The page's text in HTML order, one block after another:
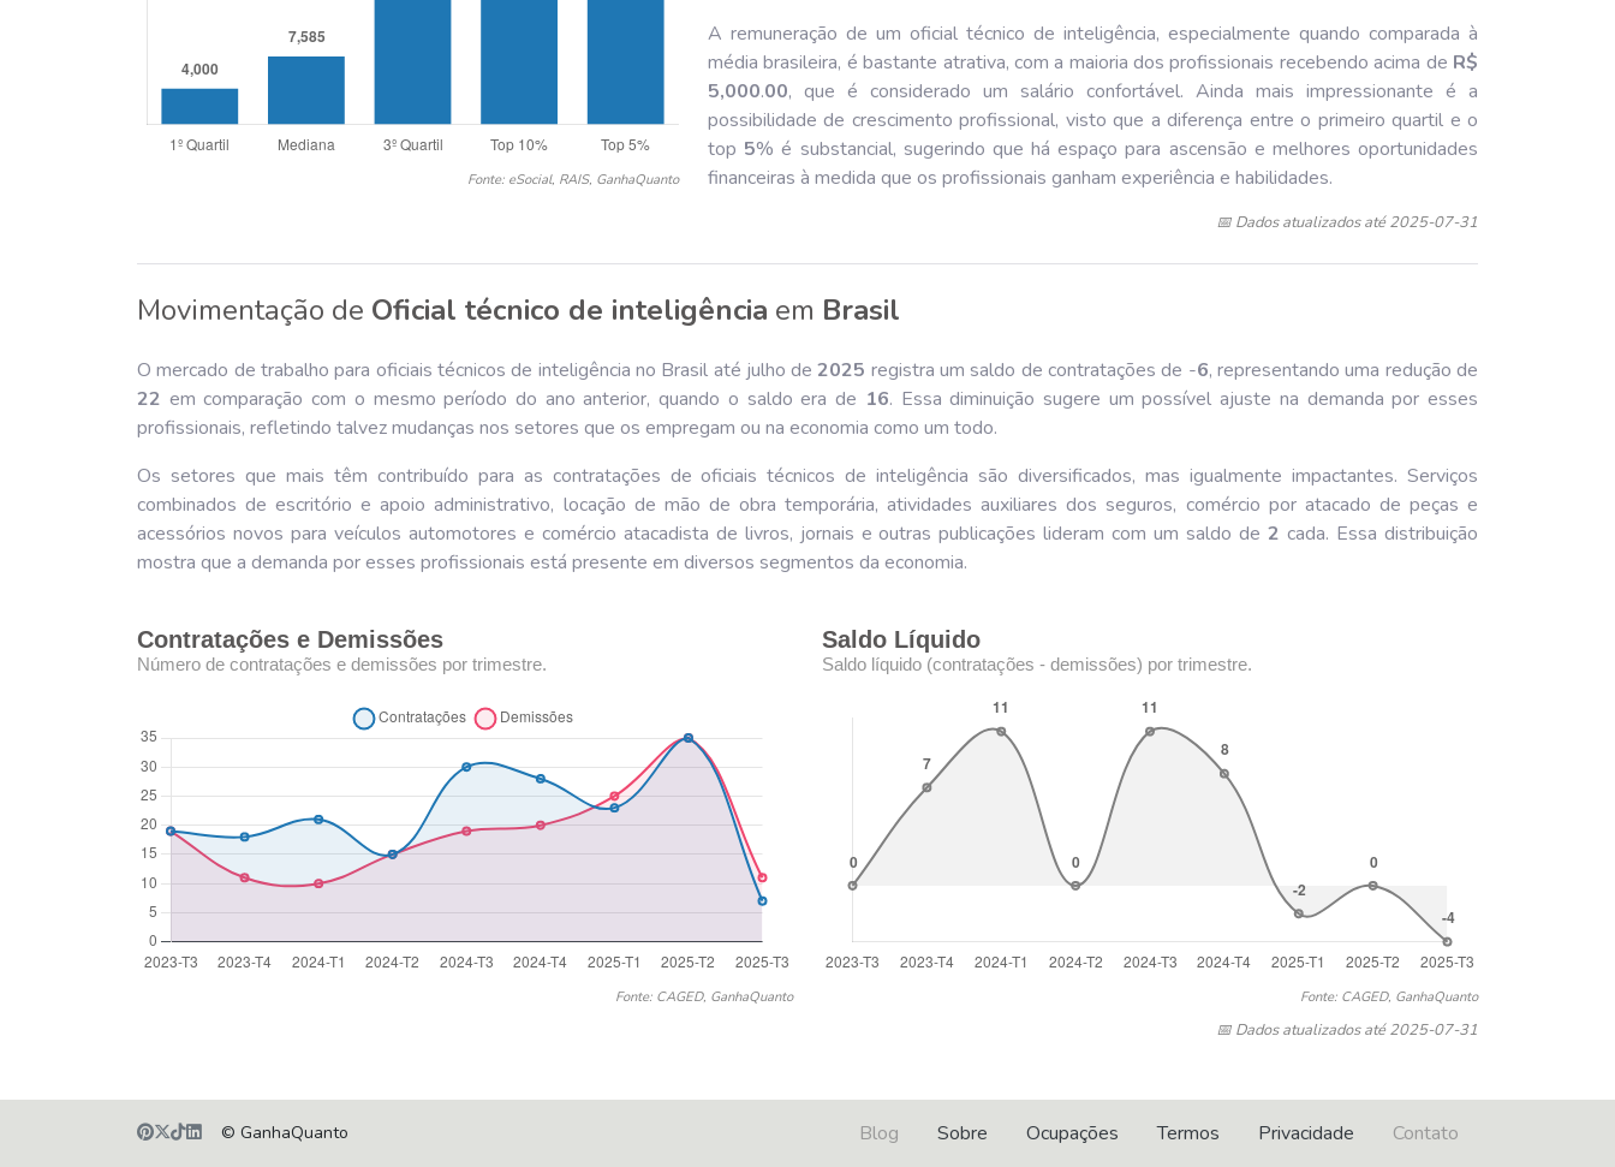
Fonte: eSocial, RAIS, GanhaQuanto
A remuneração de um oficial técnico de inteligência, especialmente quando comparada à
média brasileira, é bastante atrativa, com a maioria dos profissionais recebendo acima de R$
5,000.00, que é considerado um salário confortável. Ainda mais impressionante é a
possibilidade de crescimento profissional, visto que a diferença entre o primeiro quartil e o
top 5% é substancial, sugerindo que há espaço para ascensão e melhores oportunidades
financeiras à medida que os profissionais ganham experiência e habilidades.
📅 Dados atualizados até 2025-07-31
Movimentação de Oficial técnico de inteligência em Brasil
O mercado de trabalho para oficiais técnicos de inteligência no Brasil até julho de2025 registra um saldo de contratações de -6, representando uma redução de
22 em comparação com o mesmo período do ano anterior, quando o saldo era de 16. Essa diminuição sugere um possível ajuste na demanda por esses
profissionais, refletindo talvez mudanças nos setores que os empregam ou na economia como um todo.
Os setores que mais têm contribuído para as contratações de oficiais técnicos de inteligência são diversificados, mas igualmente impactantes. Serviços
combinados de escritório e apoio administrativo, locação de mão de obra temporária, atividades auxiliares dos seguros, comércio por atacado de peças e
acessórios novos para veículos automotores e comércio atacadista de livros, jornais e outras publicações lideram com um saldo de2 cada. Essa distribuição
mostra que a demanda por esses profissionais está presente em diversos segmentos da economia.
Contratações e Demissões
Número de contratações e demissões por trimestre.
Fonte: CAGED, GanhaQuanto
Saldo Líquido
Saldo líquido (contratações - demissões) por trimestre.
Fonte: CAGED, GanhaQuanto
📅 Dados atualizados até 2025-07-31
© GanhaQuanto Blog Sobre Ocupações Termos Privacidade Contato